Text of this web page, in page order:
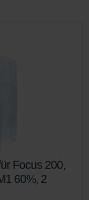
Focus 200,
60%, 2